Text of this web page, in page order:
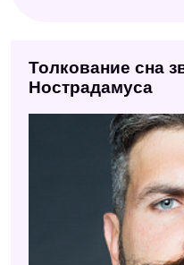
Толкование сна
Нострадамуса